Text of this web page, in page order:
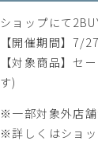
ショップにて
【開催期間】7/
【対象商品】セ
す)
※一部対象外店舗
※詳しくはショッ